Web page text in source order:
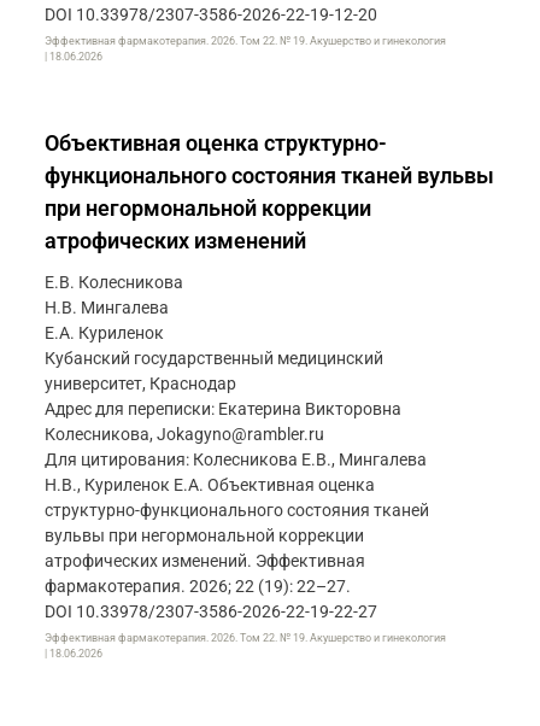
DOI 10.33978/2307-3586-2026-22-19-12-20
Эффективная фармакотерапия. 2026. Том 22. № 19. Акушерство и гинекология
| 18.06.2026
Объективная оценка структурно-
функционального состояния тканей вульвы
при негормональной коррекции
атрофических изменений
Е.В. Колесникова
Н.В. Мингалева
Е.А. Куриленок
Кубанский государственный медицинский
университет, Краснодар
Адрес для переписки: Екатерина Викторовна
Колесникова, Jokagyno@rambler.ru
Для цитирования: Колесникова Е.В., Мингалева
Н.В., Куриленок Е.А. Объективная оценка
структурно-функционального состояния тканей
вульвы при негормональной коррекции
атрофических изменений. Эффективная
фармакотерапия. 2026; 22 (19): 22–27.
DOI 10.33978/2307-3586-2026-22-19-22-27
Эффективная фармакотерапия. 2026. Том 22. № 19. Акушерство и гинекология
| 18.06.2026